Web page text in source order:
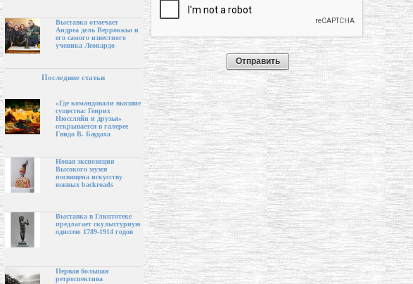
Выставка отмечает
Андреа дель Верроккьо и
его самого известного
ученика Леонардо
Последние статьи
«Где командовали высшие
существа: Генрих
Нюссляйн и друзья»
открывается в галерее
Гвидо В. Баудаха
Новая экспозиция
Высокого музея
посвящена искусству
южных backroads
Выставка в Глиптотеке
предлагает скульптурную
одиссею 1789-1914 годов
Первая большая
ретроспектива